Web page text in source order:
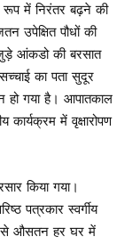
रूप में निरंतर बढ़ने की
उपेक्षित पौधों की
आंकडो की बरसात
का पता सुदूर
हो गया है। आपातकाल
में वृक्षारोपण
किया गया।
पत्रकार स्वर्गीय
से औसतन हर घर में